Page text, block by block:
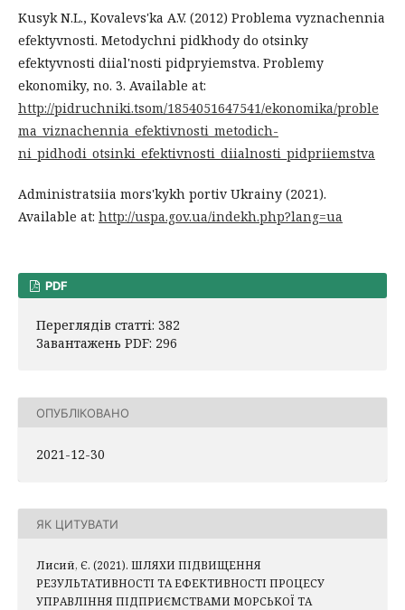
Kusyk N.L., Kovalevs'ka A.V. (2012) Problema vyznachennia
efektyvnosti. Metodychni pidkhody do otsinky
efektyvnosti diial'nosti pidpryiemstva. Problemy
ekonomiky, no. 3. Available at:
http://pidruchniki.tsom/1854051647541/ekonomika/proble
ma_viznachennia_efektivnosti_metodich-
ni_pidhodi_otsinki_efektivnosti_diialnosti_pidpriiemstva
Administratsiia mors'kykh portiv Ukrainy (2021).
Available at: http://uspa.gov.ua/indekh.php?lang=ua
PDF
Переглядів статті: 382
Завантажень PDF: 296
ОПУБЛІКОВАНО
2021-12-30
ЯК ЦИТУВАТИ
Лисий, Є. (2021). ШЛЯХИ ПІДВИЩЕННЯ
РЕЗУЛЬТАТИВНОСТІ ТА ЕФЕКТИВНОСТІ ПРОЦЕСУ
УПРАВЛІННЯ ПІДПРИЄМСТВАМИ МОРСЬКОЇ ТА